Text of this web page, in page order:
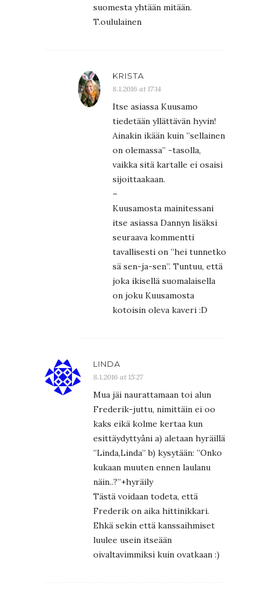
suomesta yhtään mitään.
T.oululainen
KRISTA
8.1.2016 at 17:14
Itse asiassa Kuusamo
tiedetään yllättävän hyvin!
Ainakin ikään kuin ”sellainen
on olemassa” -tasolla,
vaikka sitä kartalle ei osaisi
sijoittaakaan.
–
Kuusamosta mainitessani
itse asiassa Dannyn lisäksi
seuraava kommentti
tavallisesti on ”hei tunnetko
sä sen-ja-sen”. Tuntuu, että
joka ikisellä suomalaisella
on joku Kuusamosta
kotoisin oleva kaveri :D
LINDA
8.1.2016 at 15:27
Mua jäi naurattamaan toi alun
Frederik-juttu, nimittäin ei oo
kaks eikä kolme kertaa kun
esittäydyttyåni a) aletaan hyräillä
”Linda,Linda” b) kysytään: ”Onko
kukaan muuten ennen laulanu
näin..?”+hyräily
Tästä voidaan todeta, että
Frederik on aika hittinikkari.
Ehkä sekin että kanssaihmiset
luulee usein itseään
oivaltavimmiksi kuin ovatkaan :)